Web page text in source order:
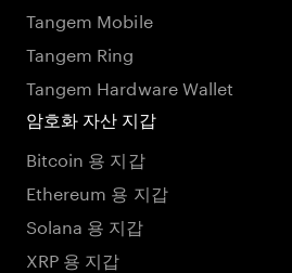
Tangem Mobile
Tangem Ring
Tangem Hardware Wallet
암호화 자산 지갑
Bitcoin 용 지갑
Ethereum 용 지갑
Solana 용 지갑
XRP 용 지갑